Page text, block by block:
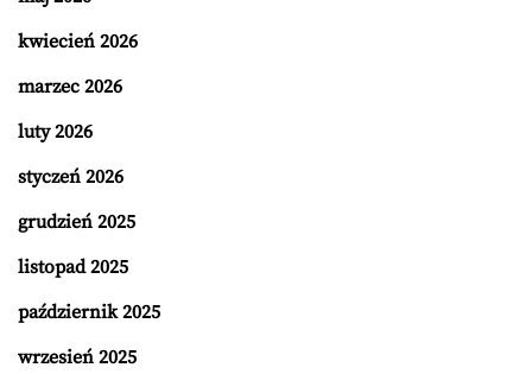
kwiecień 2026
marzec 2026
luty 2026
styczeń 2026
grudzień 2025
listopad 2025
październik 2025
wrzesień 2025